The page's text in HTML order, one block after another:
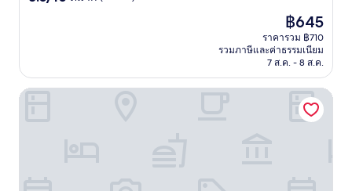
รีวิว)
ราคา
ปัจจุบัน
คือ
฿645
฿645
ราคารวม ฿710
รวมภาษีและค่าธรรมเนียม
7 ส.ค. - 8 ส.ค.
บ้านอากง ริเวอร์ไซด์ โฮมสเตย์